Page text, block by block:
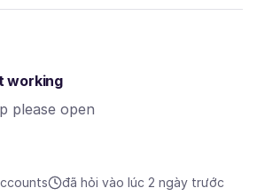
working
please open
đã hỏi vào lúc 2 ngày trước